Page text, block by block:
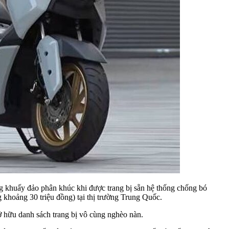
đảo phân khúc khi được trang bị sẵn hệ thống chống bó
30 triệu đồng) tại thị trường Trung Quốc.
danh sách trang bị vô cùng nghèo nàn.